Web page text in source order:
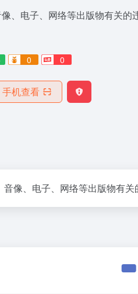
、电子、网络等出版物有关的
0 0
手机查看
音像、电子、网络等出版物有